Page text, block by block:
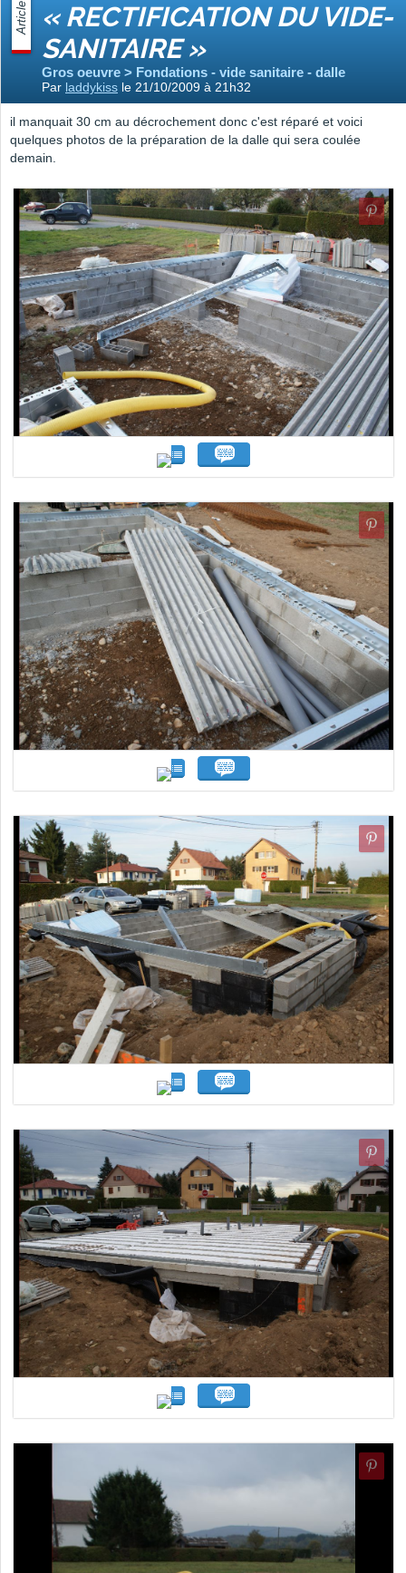
Article « RECTIFICATION DU VIDE-
SANITAIRE »
Gros oeuvre > Fondations - vide sanitaire - dalle
Par laddykiss le 21/10/2009 à 21h32
il manquait 30 cm au décrochement donc c'est réparé et voici
quelques photos de la préparation de la dalle qui sera coulée
demain.